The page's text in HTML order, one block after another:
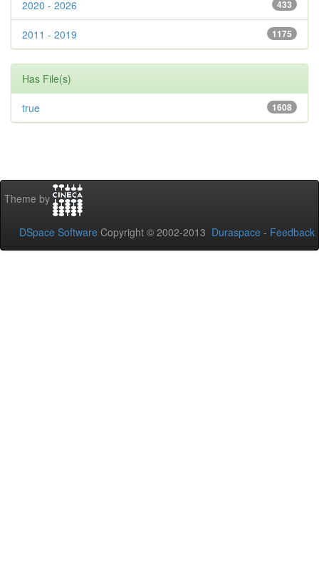
433
2020 - 2026
1175
2011 - 2019
Has File(s)
1608
true
Theme by
DSpace Software Copyright © 2002-2013 Duraspace - Feedback